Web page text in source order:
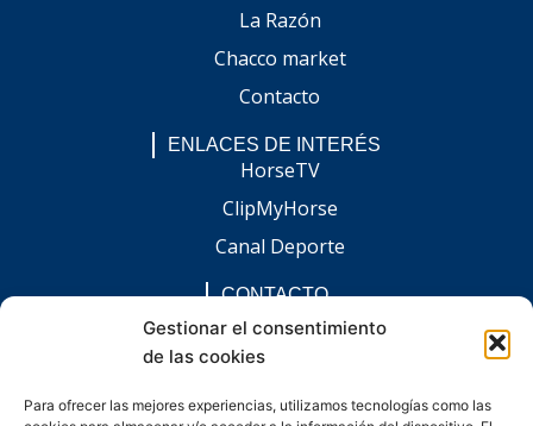
Gestionar el consentimiento
de las cookies
Para ofrecer las mejores experiencias, utilizamos tecnologías como las
La Razón
Chacco market
Contacto
ENLACES DE INTERÉS
HorseTV
ClipMyHorse
Canal Deporte
CONTACTO
comunicacion@chaccoinfo.com
Presentes en todo el ámbito nacional
F
I
L
E
W